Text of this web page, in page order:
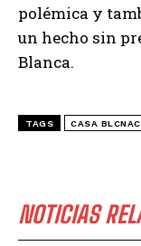
polémica y
un hecho sin
Blanca.
TAGS CASA
NOTICIAS